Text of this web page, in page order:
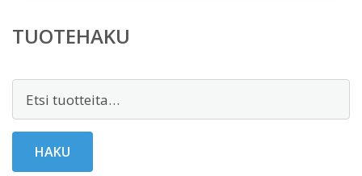
TUOTEHAKU
HAKU